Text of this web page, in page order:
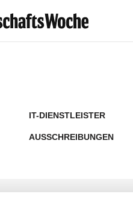
IT-DIENSTLEISTER
AUSSCHREIBUNGEN